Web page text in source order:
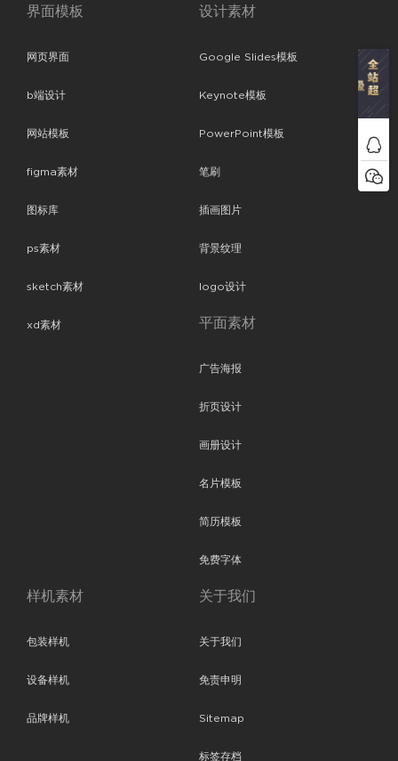
界面模板
网页界面
b端设计
网站模板
figma素材
图标库
ps素材
sketch素材
xd素材
设计素材
Google Slides模板
Keynote模板
PowerPoint模板
笔刷
插画图片
背景纹理
logo设计
平面素材
广告海报
折页设计
画册设计
名片模板
简历模板
免费字体
样机素材
包装样机
设备样机
品牌样机
关于我们
关于我们
免责申明
Sitemap
标签存档